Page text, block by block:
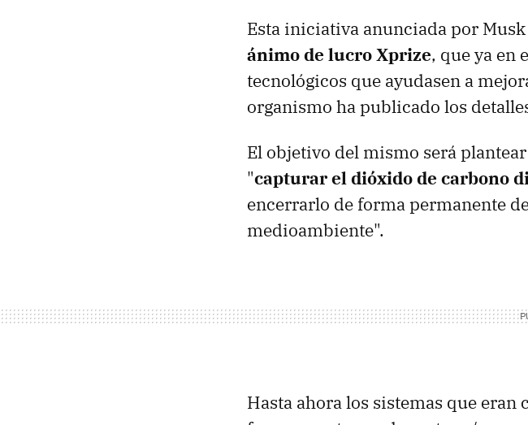
Esta iniciativa anunciada por
ánimo de lucro Xprize, que ya en
tecnológicos que ayudasen a
organismo ha publicado los
El objetivo del mismo será
"capturar el dióxido de carbono
encerrarlo de forma permanente
medioambiente".
Hasta ahora los sistemas que eran